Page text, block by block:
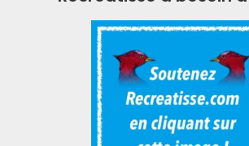
L'actualité ReCreatisse
Laisser votre e-mail ci-dessous.